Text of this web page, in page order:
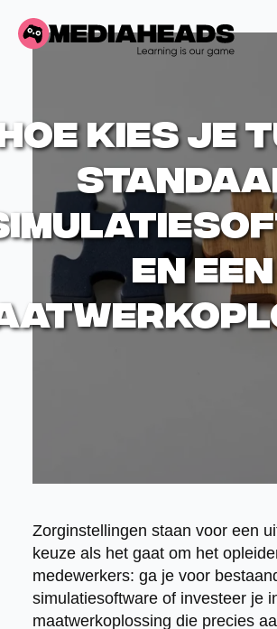
kies je
en een
Zorginstellingen staan voor een
keuze als het gaat om het
medewerkers: ga je voor
simulatiesoftware of investeer je
maatwerkoplossing die precies